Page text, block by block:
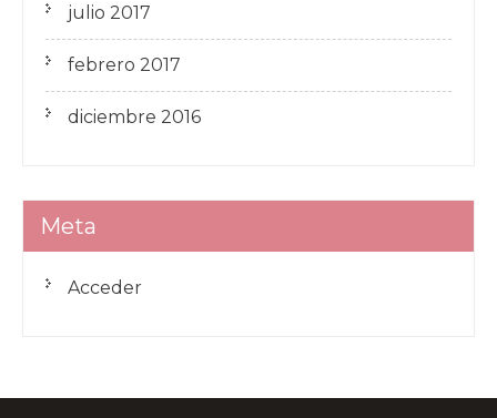
julio 2017
febrero 2017
diciembre 2016
Meta
Acceder